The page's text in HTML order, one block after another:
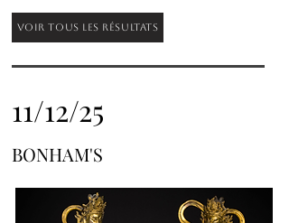
Voir tous les résultats
11/12/25
BONHAM'S